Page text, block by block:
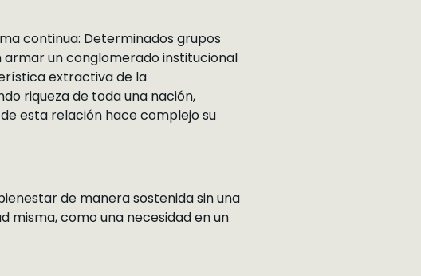
continua: Determinados grupos
un conglomerado institucional
extractiva de la
riqueza de toda una nación,
esta relación hace complejo su
de manera sostenida sin una
misma, como una necesidad en un